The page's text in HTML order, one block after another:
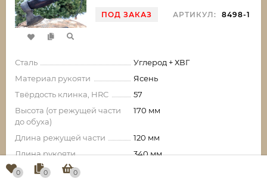
ПОД ЗАКАЗ АРТИКУЛ: 8498-1
Сталь
Углерод + ХВГ
Материал рукояти
Ясень
Твёрдость клинка, HRC
57
Высота (от режущей части
до обуха)
170 мм
Длина режущей части
120 мм
Длина рукояти
340 мм
Вес изделия
0 0 0